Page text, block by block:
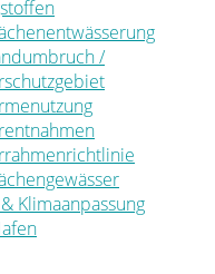
/
Klimaanpassung